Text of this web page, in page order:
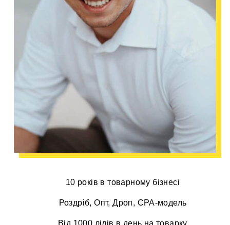
10 років в товарному бізнесі
Роздріб, Опт, Дроп, CPA-модель